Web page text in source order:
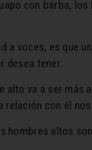
con barba,
a voces, es que
desea tener.
alto va a ser más
relación con él
hombres altos